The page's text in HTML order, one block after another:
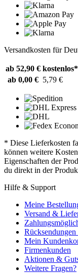
Versandkosten für
ab 52,90 € kostenlos*
ab 0,00 € 5,79 €
* Diese Lieferkosten
können weitere
Eigenschaften der
du direkt in der
Hilfe & Support
Meine
Versand &
Mein
Firmenkunden
Aktionen &
Weitere Fragen?